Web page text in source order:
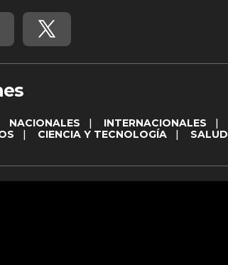
NACIONALES INTERNACIONALES
CIENCIA Y TECNOLOGÍA| SALUD